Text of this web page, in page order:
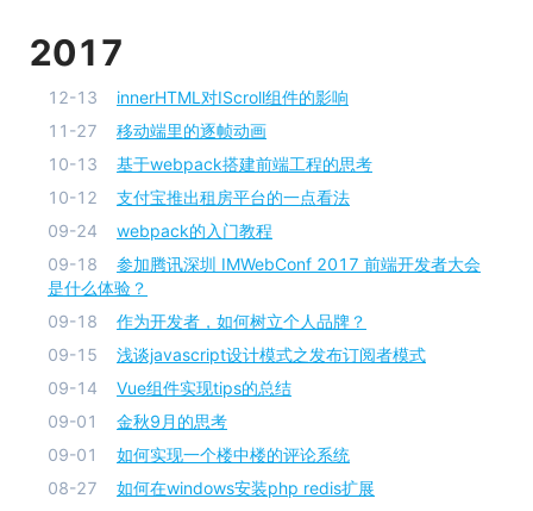
2017
12-13
innerHTML对IScroll组件的影响
11-27
移动端里的逐帧动画
10-13
基于webpack搭建前端工程的思考
10-12
支付宝推出租房平台的一点看法
09-24
webpack的入门教程
09-18
参加腾讯深圳 IMWebConf 2017 前端开发者大会
是什么体验？
09-18
作为开发者，如何树立个人品牌？
09-15
浅谈javascript设计模式之发布订阅者模式
09-14
Vue组件实现tips的总结
09-01
金秋9月的思考
09-01
如何实现一个楼中楼的评论系统
08-27
如何在windows安装php redis扩展